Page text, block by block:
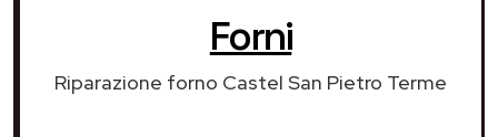
Forni
Riparazione forno Castel San Pietro Terme